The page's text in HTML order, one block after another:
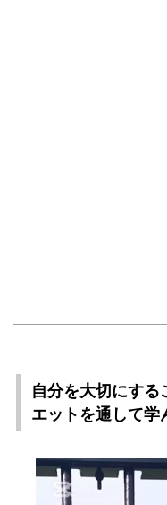
自分を大切にする
エットを通して学